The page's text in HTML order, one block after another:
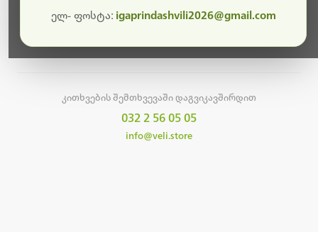
კითხვების შემთხვევაში დაგვიკავშირდით
032 2 56 05 05
info@veli.store
ელ- ფოსტა: igaprindashvili2026@gmail.com